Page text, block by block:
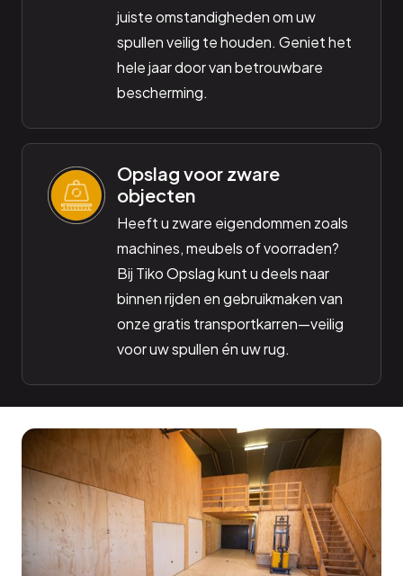
juiste omstandigheden om uw
spullen veilig te houden. Geniet het
hele jaar door van betrouwbare
bescherming.
Opslag voor zware
objecten
Heeft u zware eigendommen zoals
machines, meubels of voorraden?
Bij Tiko Opslag kunt u deels naar
binnen rijden en gebruikmaken van
onze gratis transportkarren—veilig
voor uw spullen én uw rug.